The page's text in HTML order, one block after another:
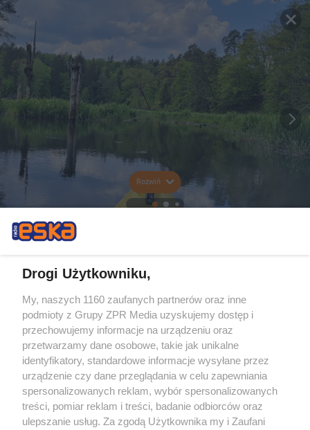
Rozwiń
Drogi Użytkowniku,
My, naszych 1160 zaufanych partnerów oraz inne
podmioty z Grupy ZPR Media uzyskujemy dostęp i
przechowujemy informacje na urządzeniu oraz
przetwarzamy dane osobowe, takie jak unikalne
identyfikatory, standardowe informacje wysyłane przez
urządzenie czy dane przeglądania w celu zapewniania
spersonalizowanych reklam, wybór spersonalizowanych
treści, pomiar reklam i treści, badanie odbiorców oraz
ulepszanie usług. Za zgodą Użytkownika my i Zaufani